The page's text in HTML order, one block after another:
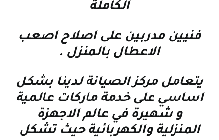
الكاملة
فنيين مدربين على اصلاح اصعب
الاعطال بالمنزل .
يتعامل مركز الصيانة لدينا بشكل
اساسي على خدمة ماركات عالمية
و شهيرة في عالم الاجهزة
المنزلية والكهربائية حيث تشكل